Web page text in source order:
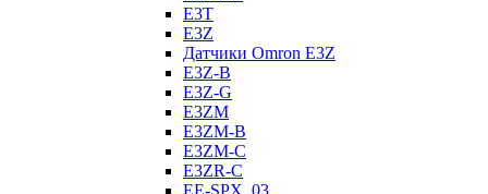
E3T
E3Z
Датчики Omron E3Z
E3Z-B
E3Z-G
E3ZM
E3ZM-B
E3ZM-C
E3ZR-C
EE-SPX_03